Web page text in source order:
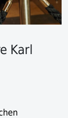
Karl